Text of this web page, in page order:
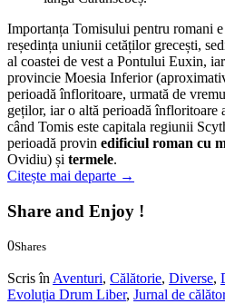
Importanța Tomisului pentru romani
reședința uniunii cetăților grecești,
al coastei de vest a Pontului Euxin,
provincie Moesia Inferior
perioadă înfloritoare, urmată de
geților, iar o altă perioadă
când Tomis este capitala regiunii
perioadă provin edificiul roman cu
Ovidiu) și termele.
Citește mai departe →
Share and Enjoy !
0Shares
Scris în Aventuri, Călătorie, Diverse,
Evoluția Drum Liber, Jurnal de